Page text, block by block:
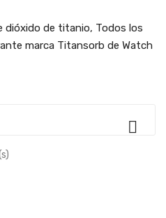
dióxido de titanio, Todos los
marca Titansorb de Watch
